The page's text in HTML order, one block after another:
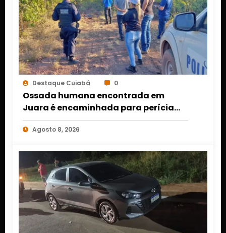
Destaque Cuiabá 0
Ossada humana encontrada em
Juara é encaminhada para perícia
em Cuiabá; identidade da vítima
segue desconhecida
Agosto 8, 2026